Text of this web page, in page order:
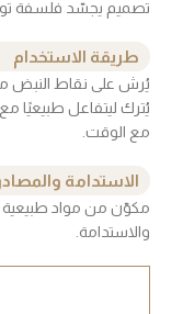
تصميم يجسّد فلسفة تواق
طريقة الاستخدام
يُرش على نقاط النبض
يُترك ليتفاعل طبيعيًا
مع الوقت.
الاستدامة
مكوّن من مواد طبيعية
والاستدامة.